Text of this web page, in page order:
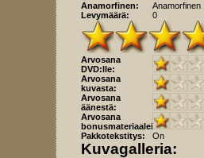
Anamorfinen:
Anamorfinen
Levymäärä:
0
Arvosana
DVD:lle:
Arvosana
kuvasta:
Arvosana
äänestä:
Arvosana
bonusmateriaaleista:
Pakkotekstitys:
On
Kuvagalleria: